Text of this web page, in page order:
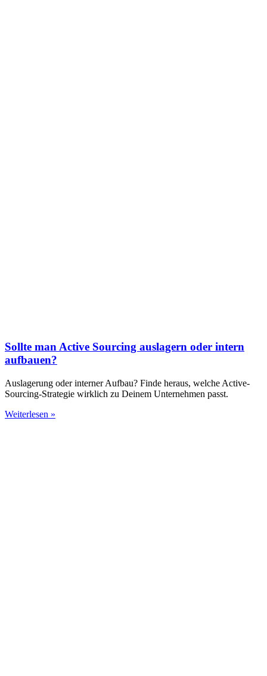
Sollte man Active Sourcing auslagern oder intern
aufbauen?
Auslagerung oder interner Aufbau? Finde heraus, welche Active-
Sourcing-Strategie wirklich zu Deinem Unternehmen passt.
Weiterlesen »